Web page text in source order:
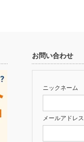
お問い合わせ
ニックネーム
メールアドレス